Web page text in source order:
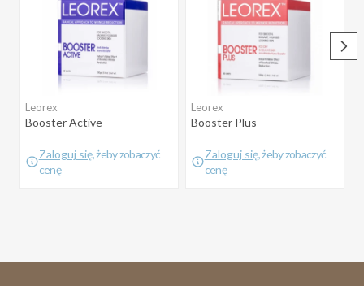
Leorex
Booster Active
Zaloguj się, żeby zobaczyć
cenę
Leorex
Booster Plus
Zaloguj się, żeby zobaczyć
cenę